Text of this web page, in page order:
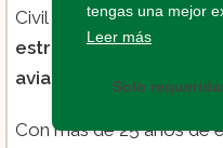
Civil Internacional
estratégico de las
aviación
Con más de 25 años de
tengas una mejor
Leer más
Solo